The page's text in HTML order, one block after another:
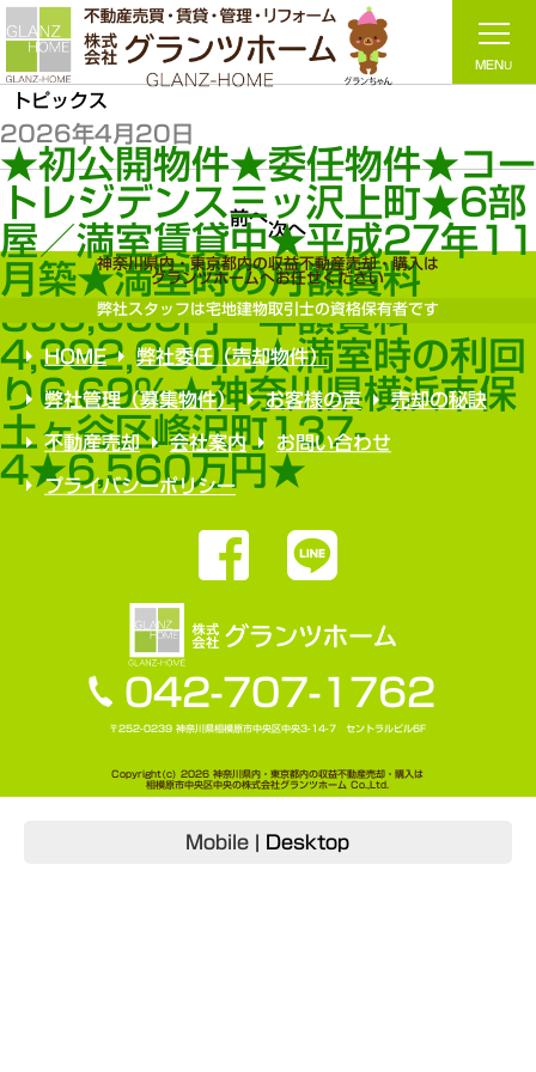
トピックス
2026年4月20日
★初公開物件★委任物件★コー
トレジデンス三ッ沢上町★6部
屋／満室賃貸中★平成27年11
月築★満室時の月額賃料
366,000円・年額賃料
4,392,000円★満室時の利回
り6.69％★神奈川県横浜市保
土ヶ谷区峰沢町137-
4★6,560万円★
前へ
次へ
神奈川県内・東京都内の収益不動産売却・購入は
グランツホームへお任せください
弊社スタッフは宅地建物取引士の資格保有者です
HOME 弊社委任（売却物件）
弊社管理（募集物件） お客様の声 売却の秘訣
不動産売却 会社案内 お問い合わせ
プライバシーポリシー
042-707-1762
〒252-0239 神奈川県相模原市中央区中央3-14-7 セントラルビル6F
Copyright(c) 2026 神奈川県内・東京都内の収益不動産売却・購入は
相模原市中央区中央の株式会社グランツホーム Co.,Ltd.
Mobile Desktop